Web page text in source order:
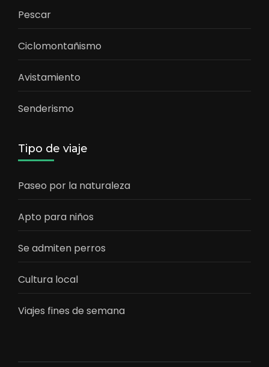
Pescar
Ciclomontañismo
Avistamiento
Senderismo
Tipo de viaje
Paseo por la naturaleza
Apto para niños
Se admiten perros
Cultura local
Viajes fines de semana